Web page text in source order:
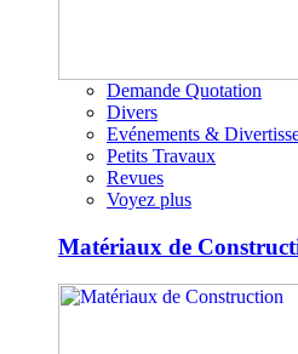
Demande Quotation
Divers
Evénements &
Petits Travaux
Revues
Voyez plus
Matériaux de